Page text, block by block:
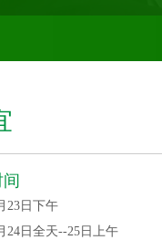
23日下午
24日全天--25日上午
Viscofan Group
中国 EKMAN CHINA
技术(上海)有限公司
物化工（上海）有限公司